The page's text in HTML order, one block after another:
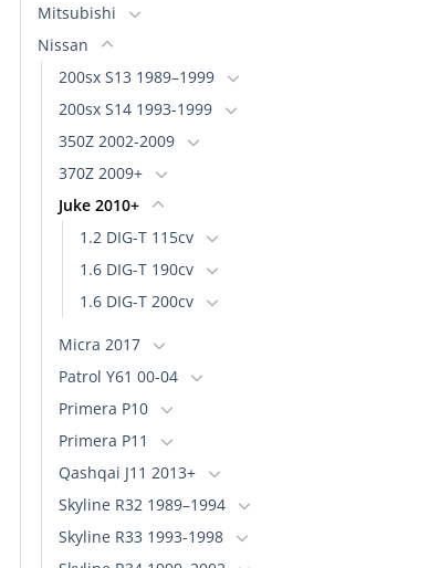
Mitsubishi
Nissan
200sx S13 1989–1999
200sx S14 1993-1999
350Z 2002-2009
370Z 2009+
Juke 2010+
1.2 DIG-T 115cv
1.6 DIG-T 190cv
1.6 DIG-T 200cv
Micra 2017
Patrol Y61 00-04
Primera P10
Primera P11
Qashqai J11 2013+
Skyline R32 1989–1994
Skyline R33 1993-1998